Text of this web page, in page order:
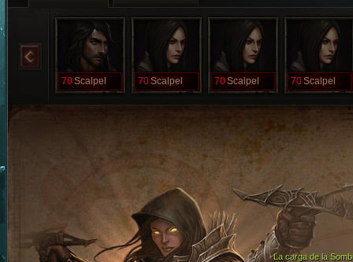
70Scalpel 70Scalpel 70Scalpel 70Scalpel
La carga de la